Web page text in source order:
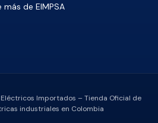
más de EIMPSA
Importados – Tienda Oficial de
industriales en Colombia